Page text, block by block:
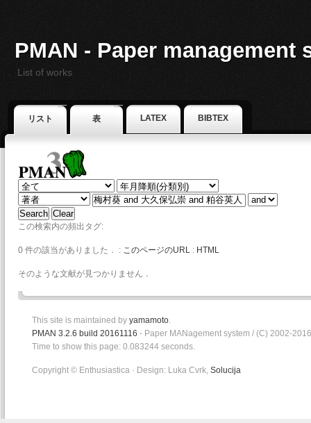
PMAN - Paper management
List of works
リスト 表 LATEX BIBTEX
この検索内の頻出タグ:
0 件の該当がありました． : このページのURL : HTML
そのような文献が見つかりません．
This site is maintained by yamamoto.
PMAN 3.2.6 build 20161116 - Paper MANagement system / (C) 2002-
Time to show this page: 0.083244 seconds.
Copyright © Enthusiastica · Design: Luka Cvrk, Solucija